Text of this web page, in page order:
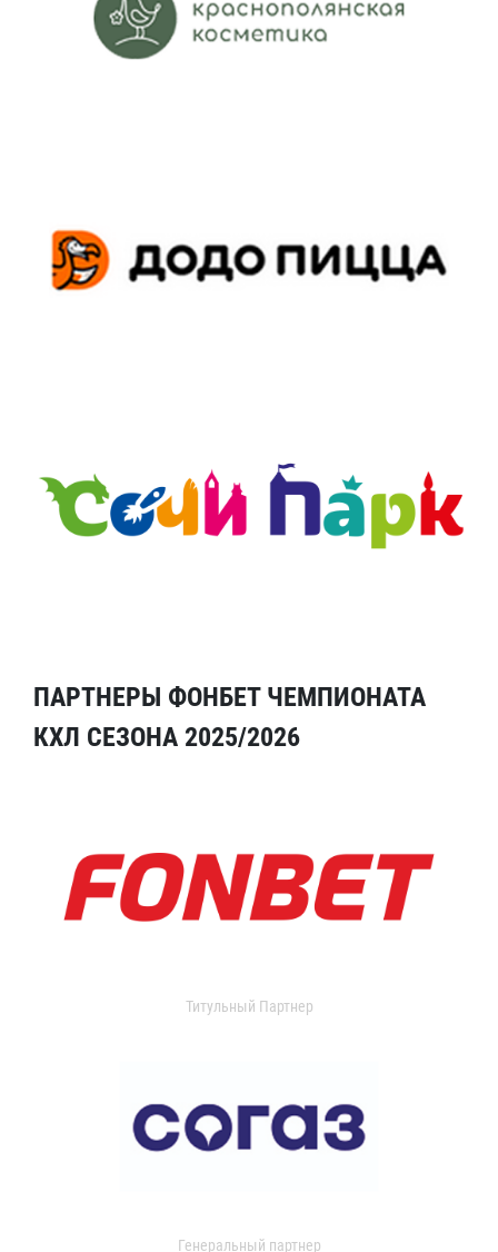
ПАРТНЕРЫ ФОНБЕТ ЧЕМПИОНАТА
КХЛ СЕЗОНА 2025/2026
Титульный Партнер
Генеральный партнер